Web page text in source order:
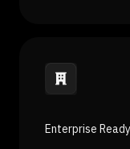
Enterprise Ready